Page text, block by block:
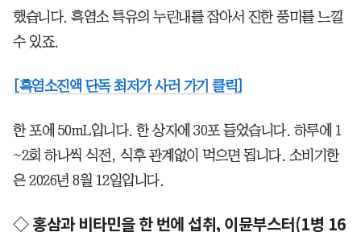
했습니다. 흑염소 특유의 누린내를 잡아서 진한 풍미를 느낄
수 있죠.
[흑염소진액 단독 최저가 사러 가기 클릭]
한 포에 50mL입니다. 한 상자에 30포 들었습니다. 하루에 1
~2회 하나씩 식전, 식후 관계없이 먹으면 됩니다. 소비기한
은 2026년 8월 12일입니다.
◇ 홍삼과 비타민을 한 번에 섭취, 이뮨부스터(1병 16